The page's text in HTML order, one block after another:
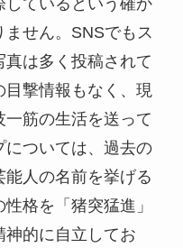
しているという確か
せん。SNSでもス
は多く投稿されて
目撃情報もなく、現
筋の生活を送って
については、過去の
人の名前を挙げる
格を「猪突猛進」
神的に自立してお